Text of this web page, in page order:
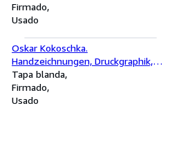
Firmado
Usado
Oskar Kokoschka.
Handzeichnungen, Druckgraphik,
Tapisserie 1965 - 1970.
Ausstellung Museum für Kunst und
Gewerbe, Hamburg, 26. Juni bis 26.
Tapa blanda
Firmado
Usado